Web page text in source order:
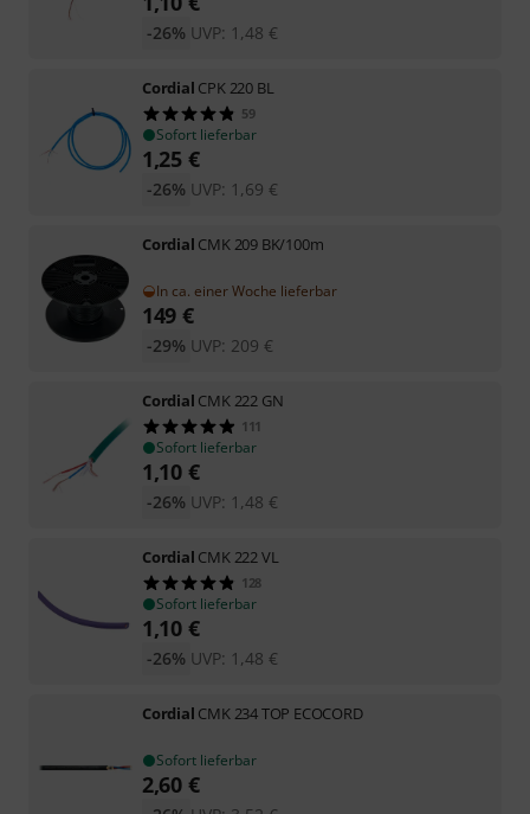
UVP: 1,48 €
-26%
Cordial CPK 220 BL
59
Sofort lieferbar
1,25 €
UVP: 1,69 €
-26%
Cordial CMK 209 BK/100m
In ca. einer Woche lieferbar
149 €
UVP: 209 €
-29%
Cordial CMK 222 GN
111
Sofort lieferbar
1,10 €
UVP: 1,48 €
-26%
Cordial CMK 222 VL
128
Sofort lieferbar
1,10 €
UVP: 1,48 €
-26%
Cordial CMK 234 TOP ECOCORD
Sofort lieferbar
2,60 €